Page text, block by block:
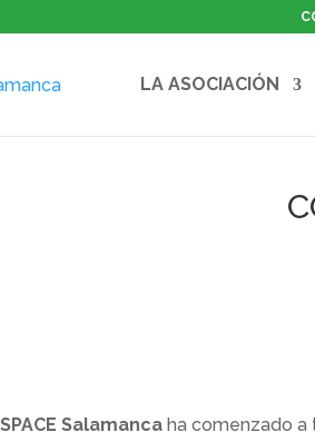
LA ASOCIACIÓN
Salamanca ha comenzado a